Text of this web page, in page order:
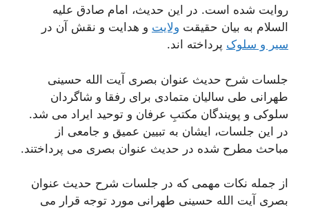
روایت شده است. در این حدیث، امام صادق علیه
السلام به بیان حقیقت ولایت و هدایت و نقش آن در
سیر و سلوک پرداخته اند.
جلسات شرح حدیث عنوان بصری آیت الله حسینی
طهرانی طی سالیان متمادی برای رفقا و شاگردان
سلوکی و پویندگان مکتبِ عرفان و توحید ایراد می شد.
در این جلسات، ایشان به تبیین عمیق و جامعی از
مباحث مطرح شده در حدیث عنوان بصری می پرداختند.
از جمله نکات مهمی که در جلسات شرح حدیث عنوان
بصری آیت الله حسینی طهرانی مورد توجه قرار می